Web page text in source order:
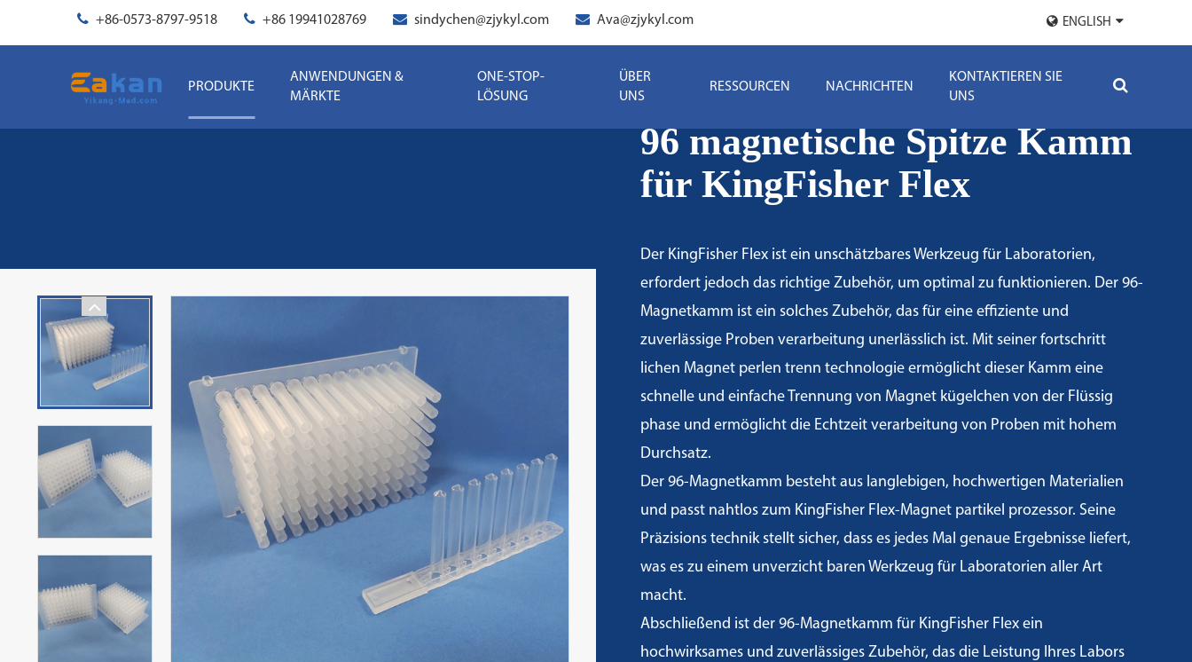
+86-0573-8797-9518 +86 19941028769 sindychen@zjykyl.com Ava@zjykyl.com ENGLISH
PRODUKTE
ANWENDUNGEN &
MÄRKTE
ONE-STOP-
LÖSUNG
ÜBER
UNS
RESSOURCEN NACHRICHTEN
KONTAKTIEREN SIE
UNS
96 magnetische Spitze Kamm
für KingFisher Flex
Der KingFisher Flex ist ein unschätzbares Werkzeug für Laboratorien,
erfordert jedoch das richtige Zubehör, um optimal zu funktionieren. Der 96-
Magnetkamm ist ein solches Zubehör, das für eine effiziente und
zuverlässige Proben verarbeitung unerlässlich ist. Mit seiner fortschritt
lichen Magnet perlen trenn technologie ermöglicht dieser Kamm eine
schnelle und einfache Trennung von Magnet kügelchen von der Flüssig
phase und ermöglicht die Echtzeit verarbeitung von Proben mit hohem
Durchsatz.
Der 96-Magnetkamm besteht aus langlebigen, hochwertigen Materialien
und passt nahtlos zum KingFisher Flex-Magnet partikel prozessor. Seine
Präzisions technik stellt sicher, dass es jedes Mal genaue Ergebnisse liefert,
was es zu einem unverzicht baren Werkzeug für Laboratorien aller Art
macht.
Abschließend ist der 96-Magnetkamm für KingFisher Flex ein
hochwirksames und zuverlässiges Zubehör, das die Leistung Ihres Labors